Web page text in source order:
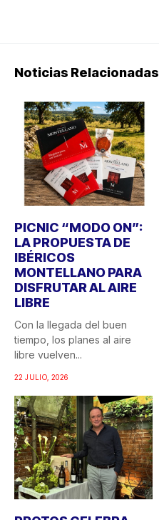
Noticias Relacionadas
PICNIC “MODO ON”:
LA PROPUESTA DE
IBÉRICOS
MONTELLANO PARA
DISFRUTAR AL AIRE
LIBRE
Con la llegada del buen
tiempo, los planes al aire
libre vuelven...
22 JULIO, 2026